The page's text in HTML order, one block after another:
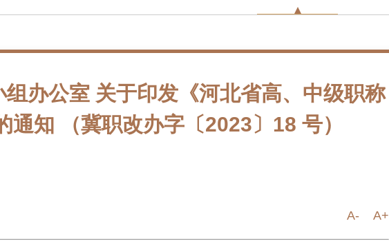
办公室 关于印发《河北省高、中级职称
通知 （冀职改办字〔2023〕18 号）
A- A+